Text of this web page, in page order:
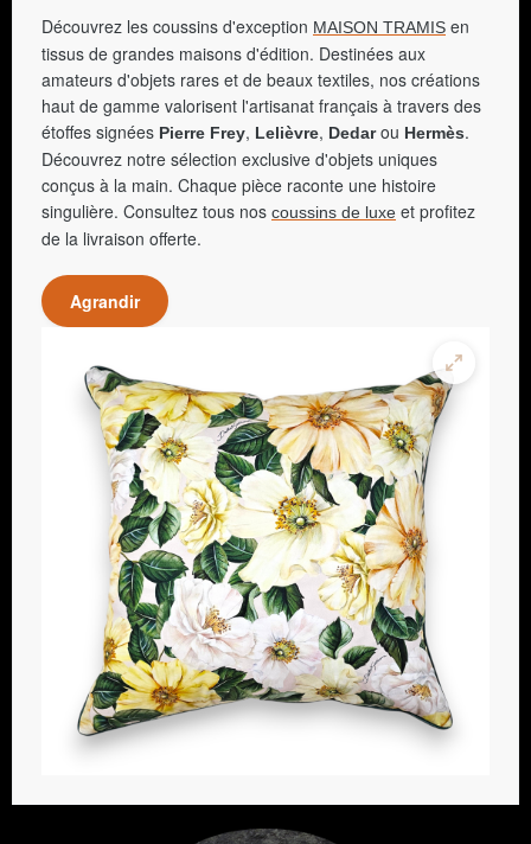
Découvrez les coussins d'exception MAISON TRAMIS en
tissus de grandes maisons d'édition. Destinées aux
amateurs d'objets rares et de beaux textiles, nos créations
haut de gamme valorisent l'artisanat français à travers des
étoffes signées Pierre Frey, Lelièvre, Dedarou Hermès.
Découvrez notre sélection exclusive d'objets uniques
conçus à la main. Chaque pièce raconte une histoire
singulière. Consultez tous nos coussins de luxe et profitez
de la livraison offerte.
Agrandir